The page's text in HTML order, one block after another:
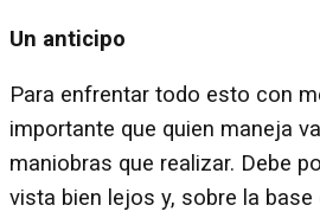
Un anticipo
Para enfrentar todo esto con
importante que quien maneja
maniobras que realizar. Debe
vista bien lejos y, sobre la